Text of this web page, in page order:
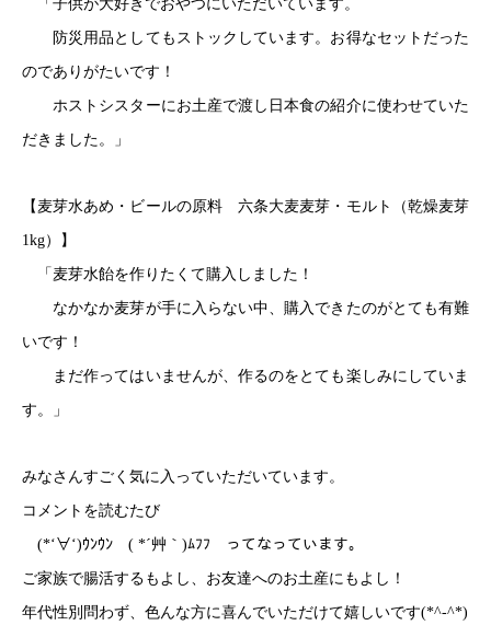
「子供が大好きでおやつにいただいています。
防災用品としてもストックしています。お得なセットだった
のでありがたいです！
ホストシスターにお土産で渡し日本食の紹介に使わせていた
だきました。」
【麦芽水あめ・ビールの原料 六条大麦麦芽・モルト（乾燥麦芽
1kg）】
「麦芽水飴を作りたくて購入しました！
なかなか麦芽が手に入らない中、購入できたのがとても有難
いです！
まだ作ってはいませんが、作るのをとても楽しみにしていま
す。」
みなさんすごく気に入っていただいています。
コメントを読むたび
(*‘∀‘)ｳﾝｳﾝ ( *´艸｀)ﾑﾌﾌ ってなっています。
ご家族で腸活するもよし、お友達へのお土産にもよし！
年代性別問わず、色んな方に喜んでいただけて嬉しいです(*^-^*)